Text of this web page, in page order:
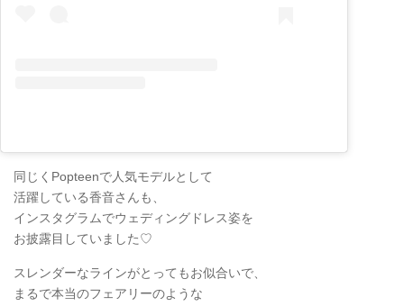
同じくPopteenで人気モデルとして
活躍している香音さんも、
インスタグラムでウェディングドレス姿を
お披露目していました♡
スレンダーなラインがとってもお似合いで、
まるで本当のフェアリーのような